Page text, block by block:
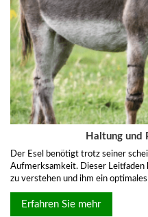
Haltung und
Der Esel benötigt trotz seiner
Aufmerksamkeit. Dieser Leitfaden
zu verstehen und ihm ein
Erfahren Sie mehr